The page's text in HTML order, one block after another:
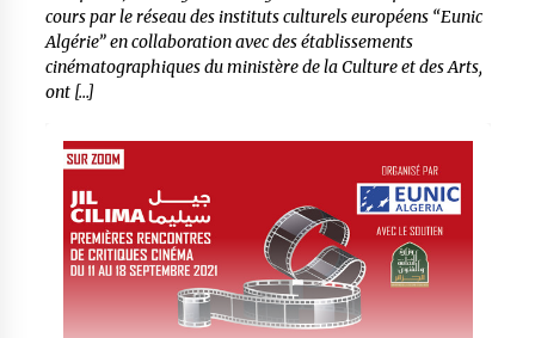
cours par le réseau des instituts culturels européens “Eunic
Algérie” en collaboration avec des établissements
cinématographiques du ministère de la Culture et des Arts,
ont […]